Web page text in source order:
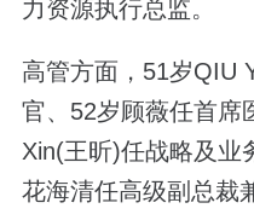
力资源执行总监。
高管方面，51岁QIU
官、52岁顾薇任首席
Xin(王昕)任战略及业
花海清任高级副总裁